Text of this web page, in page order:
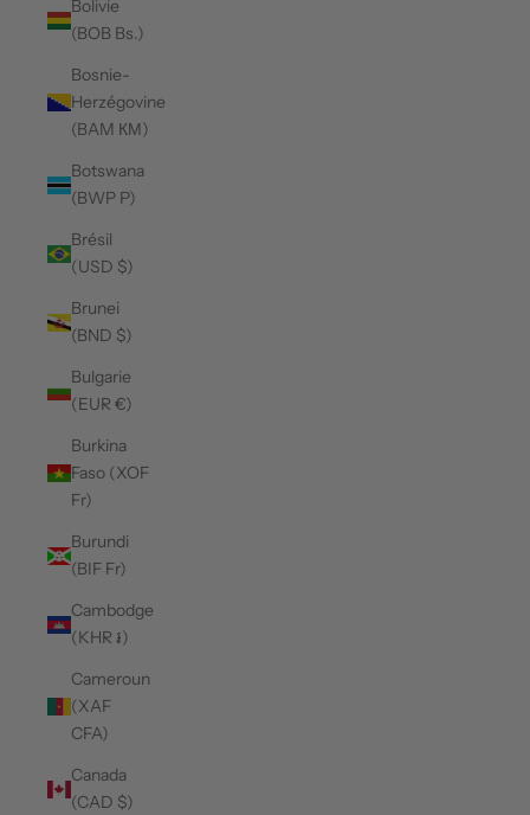
Bolivie
(BOB Bs.)
Bosnie-
Herzégovine
(BAM КМ)
Botswana
(BWP P)
Brésil
(USD $)
Brunei
(BND $)
Bulgarie
(EUR €)
Burkina
Faso (XOF
Fr)
Burundi
(BIF Fr)
Cambodge
(KHR ៛)
Cameroun
(XAF
CFA)
Canada
(CAD $)